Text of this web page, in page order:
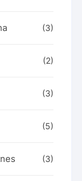
(3)
(2)
(3)
(5)
(3)